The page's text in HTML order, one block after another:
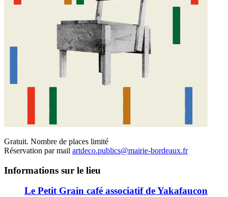
Gratuit. Nombre de places limité
Réservation par mail artdeco.publics@mairie-bordeaux.fr
Informations sur le lieu
Le Petit Grain café associatif de Yakafaucon